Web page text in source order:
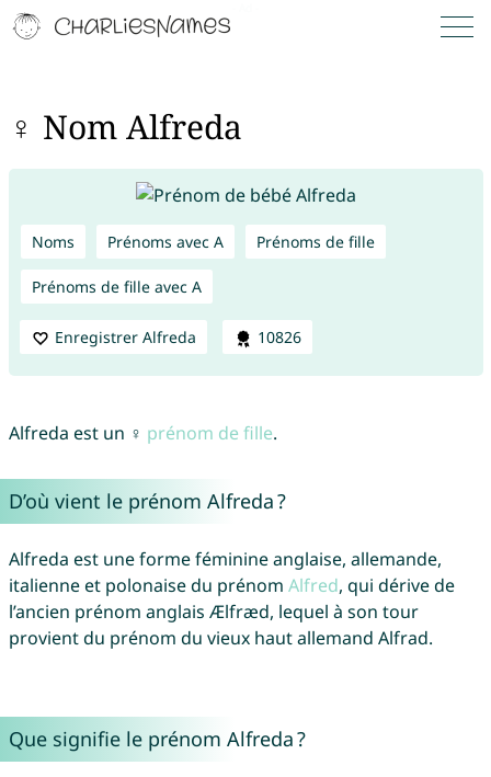
♀ Nom Alfreda
Noms Prénoms avec A Prénoms de fille
Prénoms de fille avec A
Enregistrer Alfreda 10826
Alfreda est un ♀ prénom de fille.
D’où vient le prénom Alfreda ?
Alfreda est une forme féminine anglaise, allemande,
italienne et polonaise du prénom Alfred, qui dérive de
l’ancien prénom anglais Ælfræd, lequel à son tour
provient du prénom du vieux haut allemand Alfrad.
Que signifie le prénom Alfreda ?